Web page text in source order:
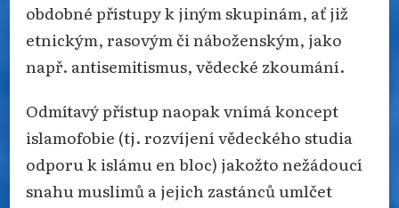
obdobné přístupy k jiným skupinám, ať již
etnickým, rasovým či náboženským, jako
např. antisemitismus, vědecké zkoumání.
Odmítavý přístup naopak vnímá koncept
islamofobie (tj. rozvíjení vědeckého studia
odporu k islámu en bloc) jakožto nežádoucí
snahu muslimů a jejich zastánců umlčet